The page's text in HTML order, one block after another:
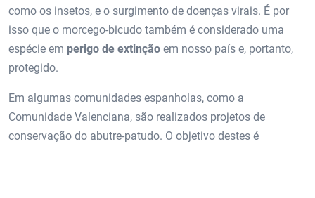
como os insetos, e o surgimento de doenças virais. É por
isso que o morcego-bicudo também é considerado uma
espécie em perigo de extinção em nosso país e, portanto,
protegido.
Em algumas comunidades espanholas, como a
Comunidade Valenciana, são realizados projetos de
conservação do abutre-patudo. O objetivo destes é